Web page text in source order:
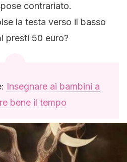
contrariato.
la testa verso il basso
presti 50 euro?
Insegnare ai bambini a
bene il tempo